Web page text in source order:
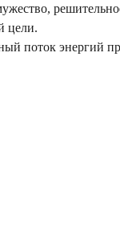
цели.
поток энергий